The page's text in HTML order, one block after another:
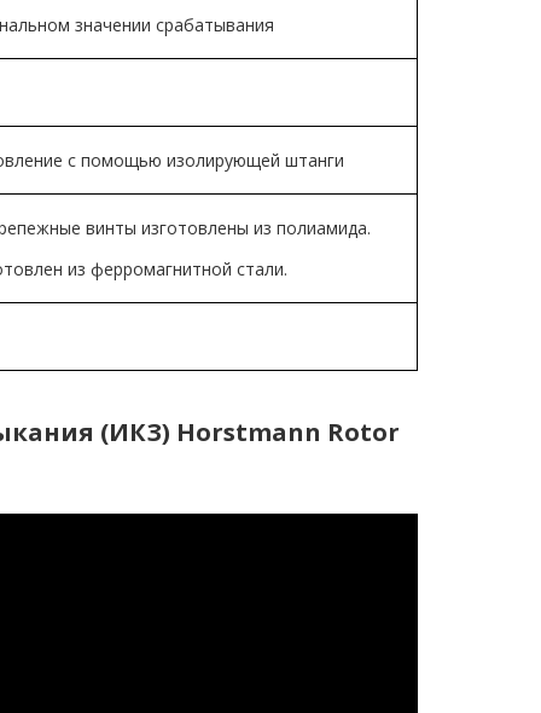
значении срабатывания
с помощью изолирующей штанги
винты изготовлены из полиамида.
из ферромагнитной стали.
(ИКЗ) Horstmann Rotor